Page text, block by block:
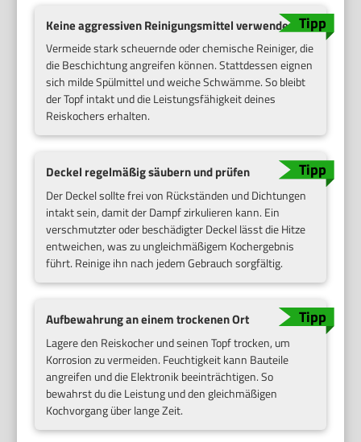
Keine aggressiven Reinigungsmittel verwenden
Vermeide stark scheuernde oder chemische Reiniger, die
die Beschichtung angreifen können. Stattdessen eignen
sich milde Spülmittel und weiche Schwämme. So bleibt
der Topf intakt und die Leistungsfähigkeit deines
Reiskochers erhalten.
Deckel regelmäßig säubern und prüfen
Der Deckel sollte frei von Rückständen und Dichtungen
intakt sein, damit der Dampf zirkulieren kann. Ein
verschmutzter oder beschädigter Deckel lässt die Hitze
entweichen, was zu ungleichmäßigem Kochergebnis
führt. Reinige ihn nach jedem Gebrauch sorgfältig.
Aufbewahrung an einem trockenen Ort
Lagere den Reiskocher und seinen Topf trocken, um
Korrosion zu vermeiden. Feuchtigkeit kann Bauteile
angreifen und die Elektronik beeinträchtigen. So
bewahrst du die Leistung und den gleichmäßigen
Kochvorgang über lange Zeit.